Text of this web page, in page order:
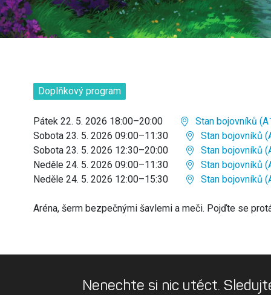
Doplňkový program
Pátek 22. 5. 2026 18:00–20:00
Stan bojovníků
Sobota 23. 5. 2026 09:00–11:30
Stan bojovníků
Sobota 23. 5. 2026 12:30–20:00
Stan bojovníků
Neděle 24. 5. 2026 09:00–11:30
Stan bojovníků
Neděle 24. 5. 2026 12:00–15:30
Stan bojovníků
Aréna, šerm bezpečnými šavlemi a meči. Pojďte se
Nenechte si nic utéct.